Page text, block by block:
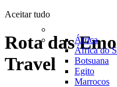
África
África do
Botsuana
Egito
Marrocos
Aceitar tudo
Rota das
Travel